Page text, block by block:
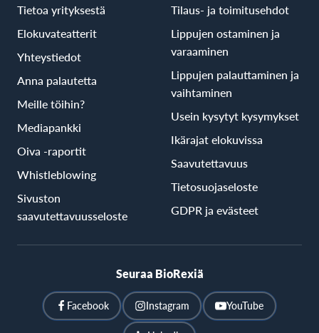
Tietoa yrityksestä
Elokuvateatterit
Yhteystiedot
Anna palautetta
Meille töihin?
Mediapankki
Oiva -raportit
Whistleblowing
Sivuston
saavutettavuusseloste
Tilaus- ja toimitusehdot
Lippujen ostaminen ja
varaaminen
Lippujen palauttaminen ja
vaihtaminen
Usein kysytyt kysymykset
Ikärajat elokuvissa
Saavutettavuus
Tietosuojaseloste
GDPR ja evästeet
Seuraa BioRexiä
Facebook Instagram YouTube